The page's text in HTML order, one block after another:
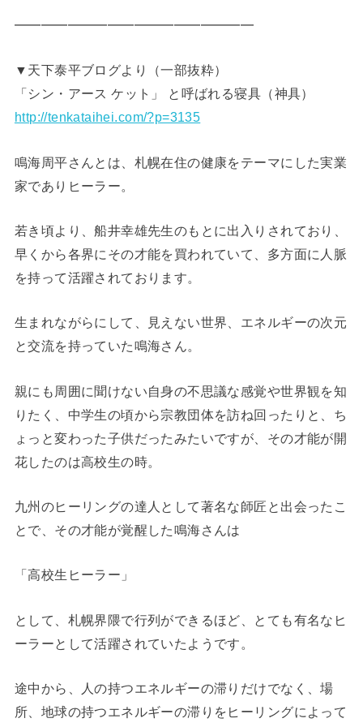
━━━━━━━━━━━━━━━━━━
▼天下泰平ブログより（一部抜粋）
「シン・アース ケット」 と呼ばれる寝具（神具）
http://tenkataihei.com/?p=3135
鳴海周平さんとは、札幌在住の健康をテーマにした実業
家でありヒーラー。
若き頃より、船井幸雄先生のもとに出入りされており、
早くから各界にその才能を買われていて、多方面に人脈
を持って活躍されております。
生まれながらにして、見えない世界、エネルギーの次元
と交流を持っていた鳴海さん。
親にも周囲に聞けない自身の不思議な感覚や世界観を知
りたく、中学生の頃から宗教団体を訪ね回ったりと、ち
ょっと変わった子供だったみたいですが、その才能が開
花したのは高校生の時。
九州のヒーリングの達人として著名な師匠と出会ったこ
とで、その才能が覚醒した鳴海さんは
「高校生ヒーラー」
として、札幌界隈で行列ができるほど、とても有名なヒ
ーラーとして活躍されていたようです。
途中から、人の持つエネルギーの滞りだけでなく、場
所、地球の持つエネルギーの滞りをヒーリングによって